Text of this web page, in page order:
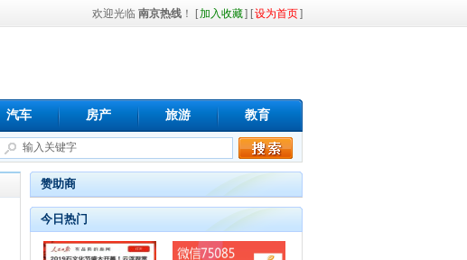
欢迎光临 南京热线 ！ [加入收藏] [设为首页]
汽车 房产 旅游 教育
赞助商
今日热门